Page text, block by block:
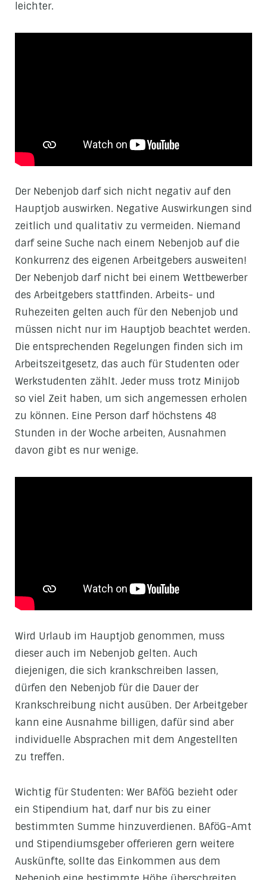
leichter.
Der Nebenjob darf sich nicht negativ auf den
Hauptjob auswirken. Negative Auswirkungen sind
zeitlich und qualitativ zu vermeiden. Niemand
darf seine Suche nach einem Nebenjob auf die
Konkurrenz des eigenen Arbeitgebers ausweiten!
Der Nebenjob darf nicht bei einem Wettbewerber
des Arbeitgebers stattfinden. Arbeits- und
Ruhezeiten gelten auch für den Nebenjob und
müssen nicht nur im Hauptjob beachtet werden.
Die entsprechenden Regelungen finden sich im
Arbeitszeitgesetz, das auch für Studenten oder
Werkstudenten zählt. Jeder muss trotz Minijob
so viel Zeit haben, um sich angemessen erholen
zu können. Eine Person darf höchstens 48
Stunden in der Woche arbeiten, Ausnahmen
davon gibt es nur wenige.
Wird Urlaub im Hauptjob genommen, muss
dieser auch im Nebenjob gelten. Auch
diejenigen, die sich krankschreiben lassen,
dürfen den Nebenjob für die Dauer der
Krankschreibung nicht ausüben. Der Arbeitgeber
kann eine Ausnahme billigen, dafür sind aber
individuelle Absprachen mit dem Angestellten
zu treffen.
Wichtig für Studenten: Wer BAföG bezieht oder
ein Stipendium hat, darf nur bis zu einer
bestimmten Summe hinzuverdienen. BAföG-Amt
und Stipendiumsgeber offerieren gern weitere
Auskünfte, sollte das Einkommen aus dem